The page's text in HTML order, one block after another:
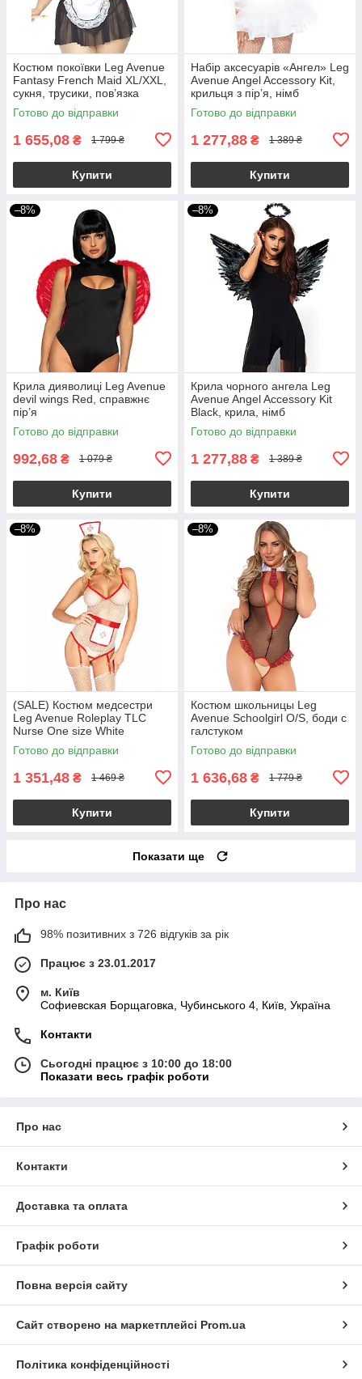
Костюм покоївки Leg Avenue
Fantasy French Maid XL/XXL,
сукня, трусики, пов’язка
Готово до відправки
1 655,08 ₴ 1 799 ₴
Купити
Набір аксесуарів «Ангел» Leg
Avenue Angel Accessory Kit,
крильця з пір’я, німб
Готово до відправки
1 277,88 ₴ 1 389 ₴
Купити
–8%
Крила дияволиці Leg Avenue
devil wings Red, справжнє
пір’я
Готово до відправки
992,68 ₴ 1 079 ₴
Купити
–8%
Крила чорного ангела Leg
Avenue Angel Accessory Kit
Black, крила, німб
Готово до відправки
1 277,88 ₴ 1 389 ₴
Купити
–8%
(SALE) Костюм медсестри
Leg Avenue Roleplay TLC
Nurse One size White
Готово до відправки
1 351,48 ₴ 1 469 ₴
Купити
–8%
Костюм школьницы Leg
Avenue Schoolgirl O/S, боди с
галстуком
Готово до відправки
1 636,68 ₴ 1 779 ₴
Купити
Показати ще
Про нас
98% позитивних з 726 відгуків за рік
Працює з 23.01.2017
м. Київ
Софиевская Борщаговка, Чубинського 4, Київ, Україна
Контакти
Сьогодні працює з 10:00 до 18:00
Показати весь графік роботи
Про нас
Контакти
Доставка та оплата
Графік роботи
Повна версія сайту
Сайт створено на маркетплейсі Prom.ua
Політика конфіденційності